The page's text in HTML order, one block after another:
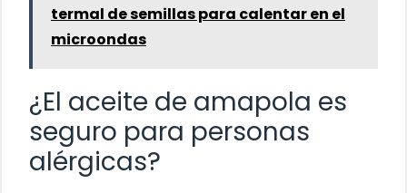
termal de semillas para calentar en el
microondas
¿El aceite de amapola es
seguro para personas
alérgicas?